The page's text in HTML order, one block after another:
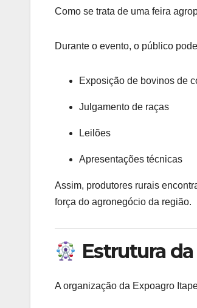
Como se trata de uma feira
Durante o evento, o público
Exposição de bovinos de
Julgamento de raças
Leilões
Apresentações técnicas
Assim, produtores rurais
força do agronegócio da região.
Estrutura
A organização da Expoagro